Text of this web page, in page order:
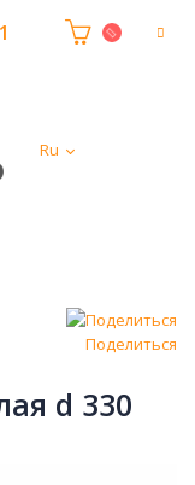
Ru
Поделиться
d 330